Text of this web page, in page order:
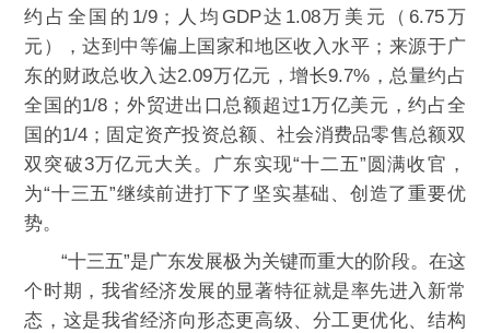
约占全国的1/9；人均GDP达1.08万美元（6.75万
元），达到中等偏上国家和地区收入水平；来源于广
东的财政总收入达2.09万亿元，增长9.7%，总量约占
全国的1/8；外贸进出口总额超过1万亿美元，约占全
国的1/4；固定资产投资总额、社会消费品零售总额双
双突破3万亿元大关。广东实现“十二五”圆满收官，
为“十三五”继续前进打下了坚实基础、创造了重要优
势。
“十三五”是广东发展极为关键而重大的阶段。在这
个时期，我省经济发展的显著特征就是率先进入新常
态，这是我省经济向形态更高级、分工更优化、结构